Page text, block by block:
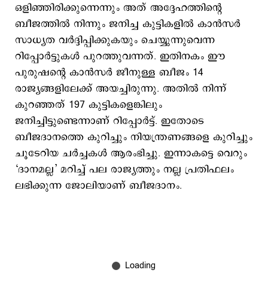
ഒളിഞ്ഞിരിക്കുന്നെന്നും അത് അദ്ദേഹത്തിന്‍റെ
ബീജത്തില്‍ നിന്നും ജനിച്ച കുട്ടികളില്‍ കാന്‍സര്‍
സാധ്യത വര്‍ദ്ദിപ്പിക്കുകയും ചെയ്യുന്നുവെന്ന
റിപ്പോര്‍ട്ടുകള്‍ പുറത്തുവന്നത്. ഇതിനകം ഈ
പുരുഷന്‍റെ കാന്‍സര്‍ ജീനുള്ള ബീജം 14
രാജ്യങ്ങളിലേക്ക് അയച്ചിരുന്നു. അതിൽ നിന്ന്
കുറഞ്ഞത് 197 കുട്ടികളെങ്കിലും
ജനിച്ചിട്ടുണ്ടെന്നാണ് റിപ്പോര്‍ട്ട്. ഇതോടെ
ബീജദാനത്തെ കുറിച്ചും നിയന്ത്രണങ്ങളെ കുറിച്ചും
ചൂടേറിയ ചര്‍ച്ചകള്‍ ആരംഭിച്ചു. ഇന്നാകട്ടെ വെറും
‘ദാനമല്ല’ മറിച്ച് പല രാജ്യത്തും നല്ല പ്രതിഫലം
ലഭിക്കുന്ന ജോലിയാണ് ബീജദാനം.